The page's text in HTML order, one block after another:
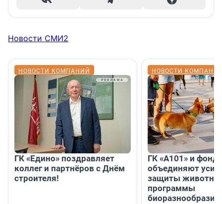
Новости СМИ2
НОВОСТИ КОМПАНИЙ
ГК «Едино» поздравляет
коллег и партнёров с Днём
строителя!
НОВОСТИ
ГК «А101» и фонд
объединяют
защиты
программы
биоразнообразия